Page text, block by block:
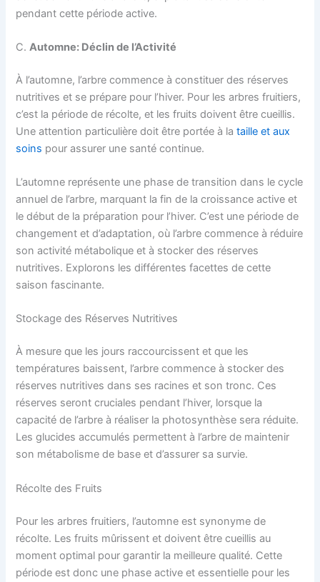
pendant cette période active.
C.Automne: Déclin de l’Activité
À l’automne, l’arbre commence à constituer des réserves
nutritives et se prépare pour l’hiver. Pour les arbres fruitiers,
c’est la période de récolte, et les fruits doivent être cueillis.
Une attention particulière doit être portée à lataille et aux
soins pour assurer une santé continue.
L’automne représente une phase de transition dans le cycle
annuel de l’arbre, marquant la fin de la croissance active et
le début de la préparation pour l’hiver. C’est une période de
changement et d’adaptation, où l’arbre commence à réduire
son activité métabolique et à stocker des réserves
nutritives. Explorons les différentes facettes de cette
saison fascinante.
Stockage des Réserves Nutritives
À mesure que les jours raccourcissent et que les
températures baissent, l’arbre commence à stocker des
réserves nutritives dans ses racines et son tronc. Ces
réserves seront cruciales pendant l’hiver, lorsque la
capacité de l’arbre à réaliser la photosynthèse sera réduite.
Les glucides accumulés permettent à l’arbre de maintenir
son métabolisme de base et d’assurer sa survie.
Récolte des Fruits
Pour les arbres fruitiers, l’automne est synonyme de
récolte. Les fruits mûrissent et doivent être cueillis au
moment optimal pour garantir la meilleure qualité. Cette
période est donc une phase active et essentielle pour les